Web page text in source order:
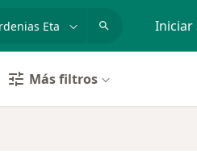
Iniciar
Más filtros